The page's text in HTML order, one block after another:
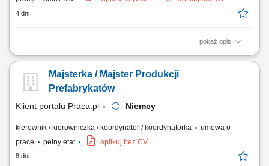
4 dni
pokaż opis
Zakres obowiązków prowadzenie dokumentacji pracowniczej oraz
Wymagania dobra znajomość j. niemieckiego; znajomość zagadnień
związanych z produkcją prefabrykatów lub realizacją kontraktów
Majsterka / Majster Produkcji
Prefabrykatów
Klient portalu Praca.pl Niemcy
kierownik / kierowniczka / koordynator / koordynatorka
umowa o
pracę
pełny etat aplikuj bez CV
8 dni